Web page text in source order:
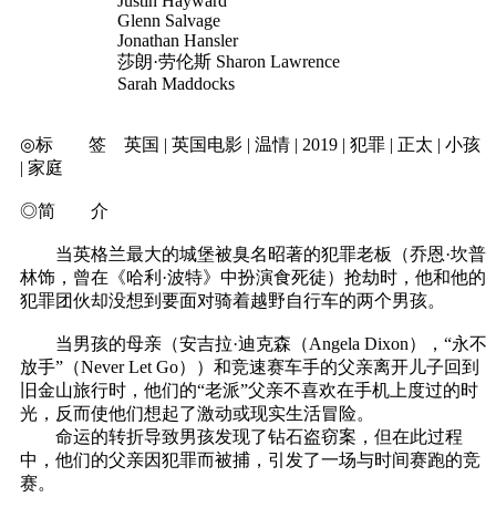
Glenn Salvage
Jonathan Hansler
莎朗·劳伦斯 Sharon Lawrence
Sarah Maddocks
◎标 签 英国 | 英国电影 | 温情 | 2019 | 犯罪 | 正太 | 小孩
| 家庭
◎简 介
当英格兰最大的城堡被臭名昭著的犯罪老板（乔恩·坎普
林饰，曾在《哈利·波特》中扮演食死徒）抢劫时，他和他的
犯罪团伙却没想到要面对骑着越野自行车的两个男孩。
当男孩的母亲（安吉拉·迪克森（Angela Dixon），“永不
放手”（Never Let Go））和竞速赛车手的父亲离开儿子回到
旧金山旅行时，他们的“老派”父亲不喜欢在手机上度过的时
光，反而使他们想起了激动或现实生活冒险。
命运的转折导致男孩发现了钻石盗窃案，但在此过程
中，他们的父亲因犯罪而被捕，引发了一场与时间赛跑的竞
赛。